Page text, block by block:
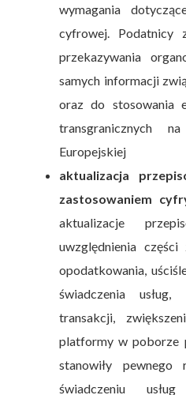
wymagania
cyfrowej. Podatnicy
przekazywania
samych informacji
oraz do stosowania
transgranicznych
Europejskiej
aktualizacja
zastosowaniem
aktualizacje
uwzględnienia
opodatkowania,
świadczenia
transakcji,
platformy w poborze
stanowiły pewnego
świadczeniu